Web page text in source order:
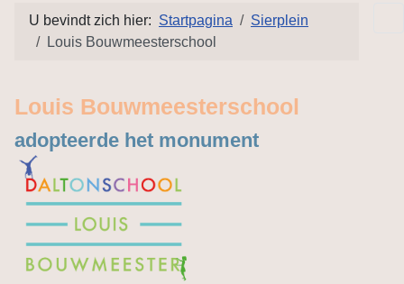
U bevindt zich hier: Startpagina
Sierplein
Louis Bouwmeesterschool
Louis Bouwmeesterschool
adopteerde het monument